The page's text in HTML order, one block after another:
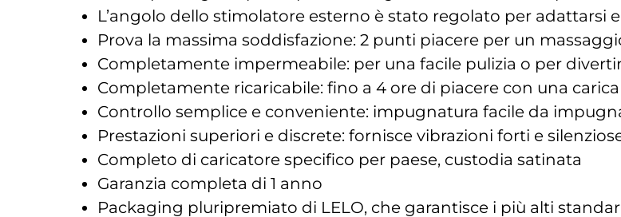
L’angolo dello stimolatore esterno è stato regolato per
Prova la massima soddisfazione: 2 punti piacere per un
Completamente impermeabile: per una facile pulizia o per
Completamente ricaricabile: fino a 4 ore di piacere con una
Controllo semplice e conveniente: impugnatura facile da
Prestazioni superiori e discrete: fornisce vibrazioni forti e
Completo di caricatore specifico per paese, custodia satinata
Garanzia completa di 1 anno
Packaging pluripremiato di LELO, che garantisce i più alti